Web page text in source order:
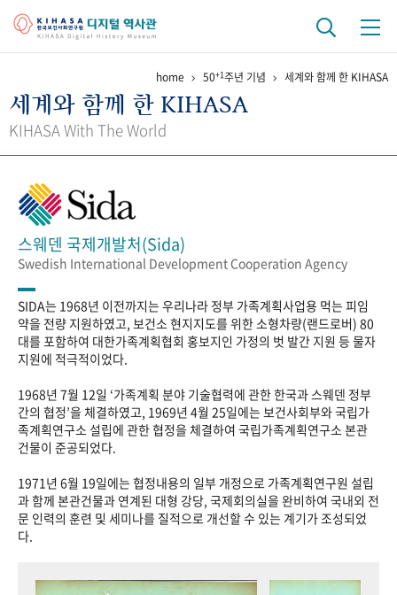
걸어온 길 기관 변천사 역대 기관장
정책과 연구 키워드로 보는 연구 역사
간행물 변천사
기록물 아카이브
사진 아카이브 문서 기록물 행정박물 영상 기록물
성과 50선 숫자로 보는 50년 50+1주년 광장
세계와 함께 한 KIHASA
VR 역사관
home 50+1주년 기념 세계와 함께 한 KIHASA
세계와 함께 한 KIHASA
KIHASA With The World
스웨덴 국제개발처(Sida)
Swedish International Development Cooperation Agency
SIDA는 1968년 이전까지는 우리나라 정부 가족계획사업용 먹는 피임
약을 전량 지원하였고, 보건소 현지지도를 위한 소형차량(랜드로버) 80
대를 포함하여 대한가족계획협회 홍보지인 가정의 벗 발간 지원 등 물자
지원에 적극적이었다.
1968년 7월 12일 ‘가족계획 분야 기술협력에 관한 한국과 스웨덴 정부
간의 협정’을 체결하였고, 1969년 4월 25일에는 보건사회부와 국립가
족계획연구소 설립에 관한 협정을 체결하여 국립가족계획연구소 본관
건물이 준공되었다.
1971년 6월 19일에는 협정내용의 일부 개정으로 가족계획연구원 설립
과 함께 본관건물과 연계된 대형 강당, 국제회의실을 완비하여 국내외 전
문 인력의 훈련 및 세미나를 질적으로 개선할 수 있는 계기가 조성되었
다.